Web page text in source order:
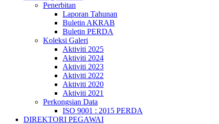
Penerbitan
Laporan Tahunan
Buletin AKRAB
Buletin PERDA
Koleksi Galeri
Aktiviti 2025
Aktiviti 2024
Aktiviti 2023
Aktiviti 2022
Aktiviti 2020
Aktiviti 2021
Perkongsian Data
ISO 9001 : 2015 PERDA
DIREKTORI PEGAWAI